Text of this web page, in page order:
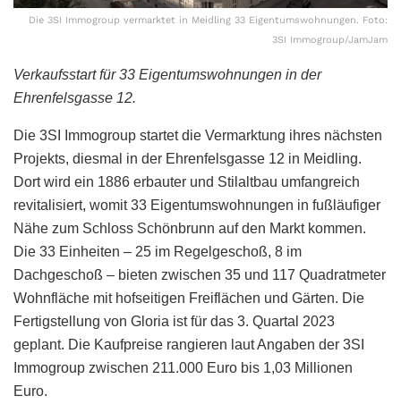
Die 3SI Immogroup vermarktet in Meidling 33 Eigentumswohnungen. Foto:
3SI Immogroup/JamJam
Verkaufsstart für 33 Eigentumswohnungen in der
Ehrenfelsgasse 12.
Die 3SI Immogroup startet die Vermarktung ihres nächsten
Projekts, diesmal in der Ehrenfelsgasse 12 in Meidling.
Dort wird ein 1886 erbauter und Stilaltbau umfangreich
revitalisiert, womit 33 Eigentumswohnungen in fußläufiger
Nähe zum Schloss Schönbrunn auf den Markt kommen.
Die 33 Einheiten – 25 im Regelgeschoß, 8 im
Dachgeschoß – bieten zwischen 35 und 117 Quadratmeter
Wohnfläche mit hofseitigen Freiflächen und Gärten. Die
Fertigstellung von Gloria ist für das 3. Quartal 2023
geplant. Die Kaufpreise rangieren laut Angaben der 3SI
Immogroup zwischen 211.000 Euro bis 1,03 Millionen
Euro.